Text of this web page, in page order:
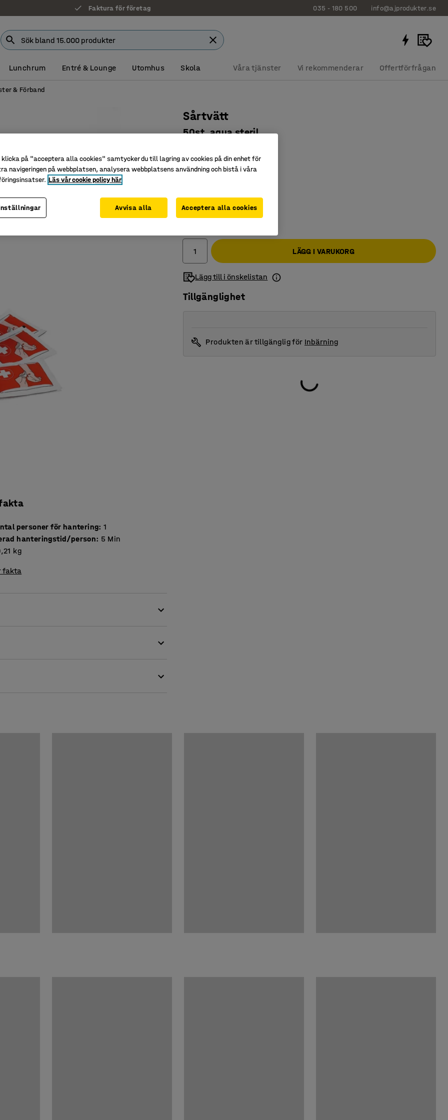
Faktura för företag 035 - 180 500 info@ajprodukter.se
Lunchrum Entré & Lounge Utomhus Skola Våra tjänster Vi rekommenderar Offertförfrågan
& Förband
personer för hantering: 1
hanteringstid/person: 5 Min
kg
fakta
sårlösning på flaska.
Sårtvätt
50st, aqua steril
Smidig sårtvätt
160 kr
LÄGG I VARUKORG
Lägg till i önskelistan
Tillgänglighet
Produkten är tillgänglig för Inbärning
på "acceptera alla cookies" samtycker du till lagring av cookies på din enhet för
navigeringen på webbplatsen, analysera webbplatsens användning och bistå i våra
Läs vår cookie policy här
Avvisa alla Acceptera alla cookies